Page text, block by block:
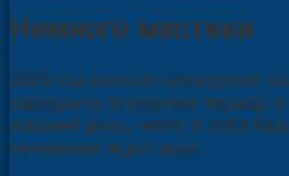
Немного мистики
2020 год многие суеверные
народным поверьям период, в
лишний день, несет в себе
начинание ждет крах.